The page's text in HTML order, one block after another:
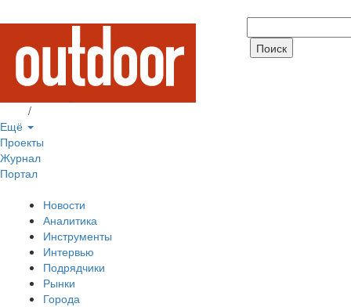
/
Ещё
Проекты
Журнал
Портал
Новости
Аналитика
Инструменты
Интервью
Подрядчики
Рынки
Города